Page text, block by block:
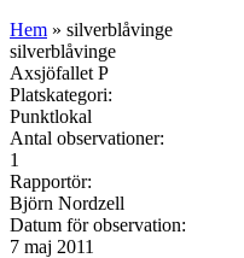
Hem » silverblåvinge
silverblåvinge
Axsjöfallet P
Platskategori:
Punktlokal
Antal observationer:
1
Rapportör:
Björn Nordzell
Datum för observation:
7 maj 2011